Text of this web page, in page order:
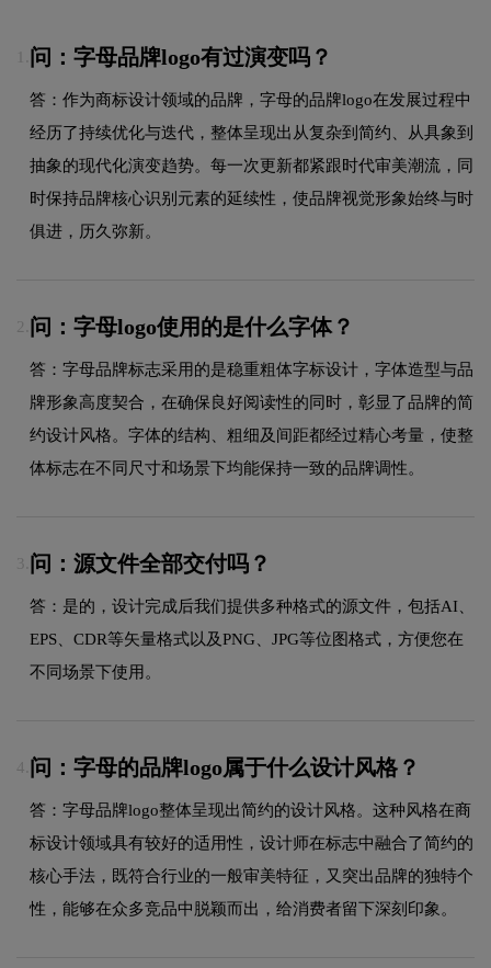
问：字母品牌logo有过演变吗？
答：作为商标设计领域的品牌，字母的品牌logo在发展过程中
经历了持续优化与迭代，整体呈现出从复杂到简约、从具象到
抽象的现代化演变趋势。每一次更新都紧跟时代审美潮流，同
时保持品牌核心识别元素的延续性，使品牌视觉形象始终与时
俱进，历久弥新。
2. 问：字母logo使用的是什么字体？
答：字母品牌标志采用的是稳重粗体字标设计，字体造型与品
牌形象高度契合，在确保良好阅读性的同时，彰显了品牌的简
约设计风格。字体的结构、粗细及间距都经过精心考量，使整
体标志在不同尺寸和场景下均能保持一致的品牌调性。
3. 问：源文件全部交付吗？
答：是的，设计完成后我们提供多种格式的源文件，包括AI、
EPS、CDR等矢量格式以及PNG、JPG等位图格式，方便您在
不同场景下使用。
4. 问：字母的品牌logo属于什么设计风格？
答：字母品牌logo整体呈现出简约的设计风格。这种风格在商
标设计领域具有较好的适用性，设计师在标志中融合了简约的
核心手法，既符合行业的一般审美特征，又突出品牌的独特个
性，能够在众多竞品中脱颖而出，给消费者留下深刻印象。